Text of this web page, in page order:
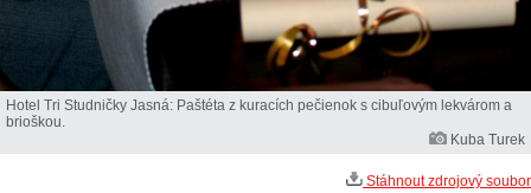
Hotel Tri Studničky Jasná: Paštéta z kuracích pečienok s cibuľovým lekvárom a
brioškou.
Kuba Turek
Stáhnout zdrojový soubor